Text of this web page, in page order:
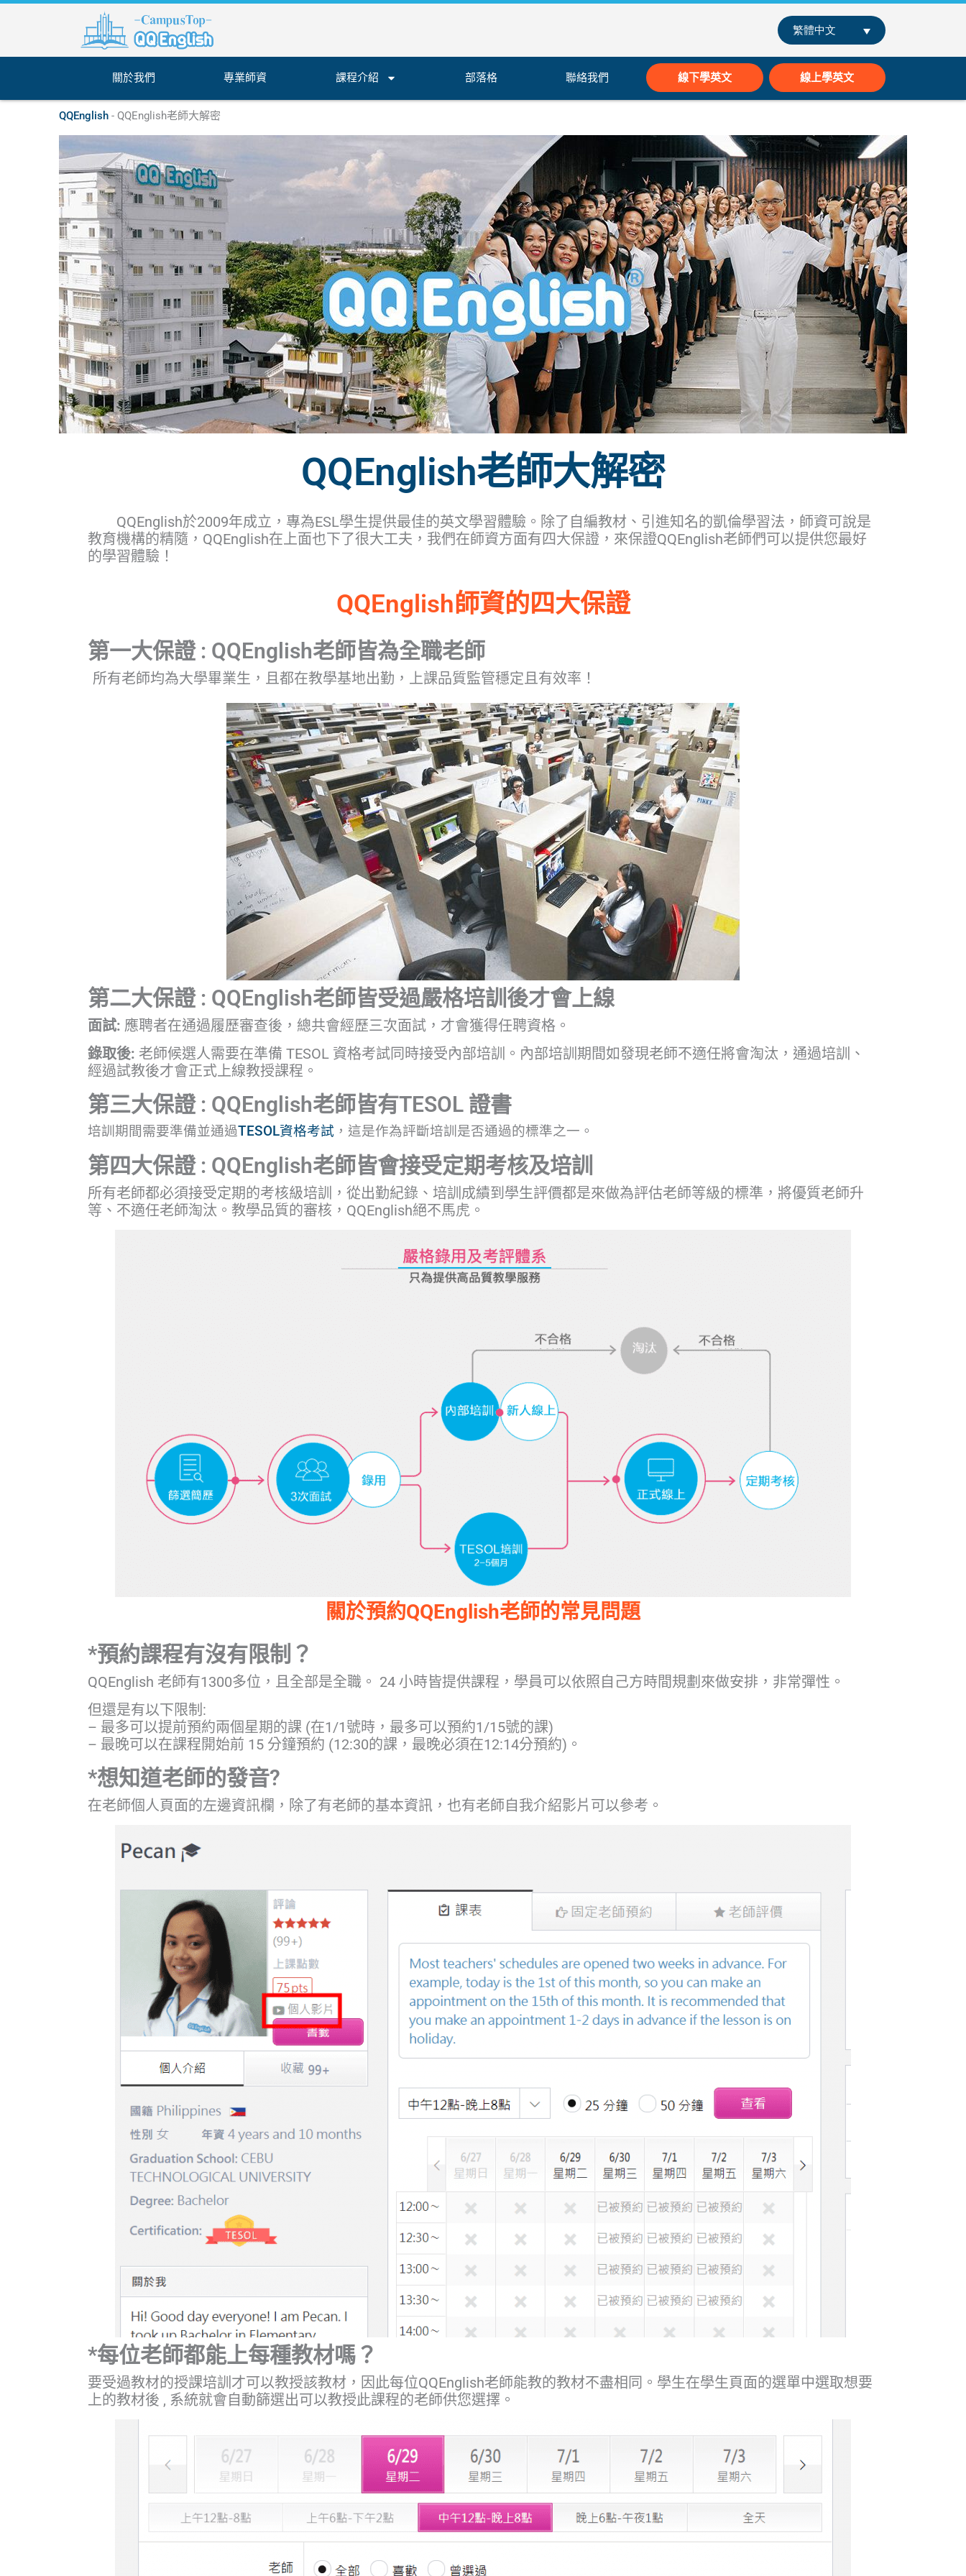
跳
要
繁體中文
關於我們 專業師資 課程介紹 部落格 聯絡我們 線下學英文 線上學英文
QQEnglish - QQEnglish老師大解密
QQEnglish老師大解密
QQEnglish於2009年成立，專為ESL學生提供最佳的英文學習體驗。除了自編教材、引進知名的凱倫學習法，師資可說是
教育機構的精隨，QQEnglish在上面也下了很大工夫，我們在師資方面有四大保證，來保證QQEnglish老師們可以提供您最好
的學習體驗！
QQEnglish師資的四大保證
第一大保證 : QQEnglish老師皆為全職老師
所有老師均為大學畢業生，且都在教學基地出勤，上課品質監管穩定且有效率！
第二大保證 : QQEnglish老師皆受過嚴格培訓後才會上線
面試: 應聘者在通過履歷審查後，總共會經歷三次面試，才會獲得任聘資格。
錄取後: 老師候選人需要在準備 TESOL 資格考試同時接受內部培訓。內部培訓期間如發現老師不適任將會淘汰，通過培訓、
經過試教後才會正式上線教授課程。
第三大保證 : QQEnglish老師皆有TESOL 證書
培訓期間需要準備並通過TESOL資格考試 ，這是作為評斷培訓是否通過的標準之一。
第四大保證 : QQEnglish老師皆會接受定期考核及培訓
所有老師都必須接受定期的考核級培訓，從出勤紀錄、培訓成績到學生評價都是來做為評估老師等級的標準，將優質老師升
等、不適任老師淘汰。教學品質的審核，QQEnglish絕不馬虎。
關於預約QQEnglish老師的常見問題
*預約課程有沒有限制？
QQEnglish 老師有1300多位，且全部是全職。 24 小時皆提供課程，學員可以依照自己方時間規劃來做安排，非常彈性。
但還是有以下限制:
– 最多可以提前預約兩個星期的課 (在1/1號時，最多可以預約1/15號的課)
– 最晚可以在課程開始前 15 分鐘預約 (12:30的課，最晚必須在12:14分預約)。
*想知道老師的發音?
在老師個人頁面的左邊資訊欄，除了有老師的基本資訊，也有老師自我介紹影片可以參考。
*每位老師都能上每種教材嗎？
要受過教材的授課培訓才可以教授該教材，因此每位QQEnglish老師能教的教材不盡相同。學生在學生頁面的選單中選取想要
上的教材後 , 系統就會自動篩選出可以教授此課程的老師供您選擇。